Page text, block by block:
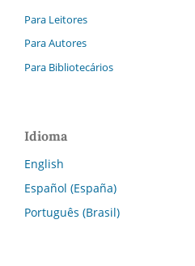
Para Leitores
Para Autores
Para Bibliotecários
Idioma
English
Español (España)
Português (Brasil)